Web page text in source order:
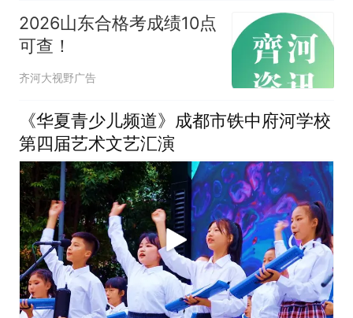
2026山东合格考成绩10点
可查！
齐河大视野广告
《华夏青少儿频道》成都市铁中府河学校
第四届艺术文艺汇演